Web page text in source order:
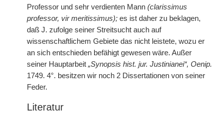
Professor und sehr verdienten Mann (clarissimus
professor, vir meritissimus); es ist daher zu beklagen,
daß J. zufolge seiner Streitsucht auch auf
wissenschaftlichem Gebiete das nicht leistete, wozu er
an sich entschieden befähigt gewesen wäre. Außer
seiner Hauptarbeit „Synopsis hist. jur. Justinianei“, Oenip.
1749. 4°. besitzen wir noch 2 Dissertationen von seiner
Feder.
Literatur